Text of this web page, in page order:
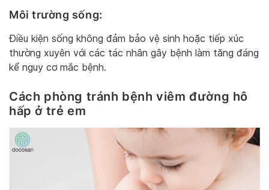
Môi trường sống:
Điều kiện sống không đảm bảo vệ sinh hoặc tiếp xúc
thường xuyên với các tác nhân gây bệnh làm tăng đáng
kể nguy cơ mắc bệnh.
Cách phòng tránh bệnh viêm đường hô
hấp ở trẻ em